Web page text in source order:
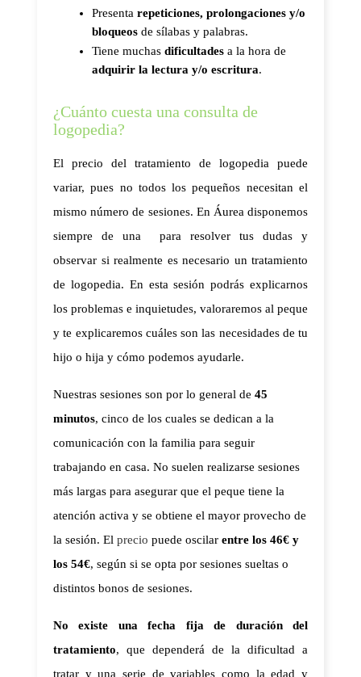
Presenta repeticiones, prolongaciones y/o
bloqueos de sílabas y palabras.
Tiene muchas dificultades
adquirir la lectura y/o escritura.
¿Cuánto cuesta una consulta de
logopedia?
El precio del tratamiento de logopedia puede
variar, pues no todos los pequeños necesitan el
mismo número de sesiones. En Áurea disponemos
siempre de una
para resolver tus dudas y
observar si realmente es necesario un tratamiento
de logopedia. En esta sesión podrás explicarnos
los problemas e inquietudes, valoraremos al peque
y te explicaremos cuáles son las necesidades de tu
hijo o hija y cómo podemos ayudarle.
Nuestras sesiones son por lo general de 45
minutos, cinco de los cuales se dedican a la
comunicación con la familia para seguir
trabajando en casa. No suelen realizarse sesiones
más largas para asegurar que el peque tiene la
atención activa y se obtiene el mayor provecho de
la sesión. El precio puede oscilar entre los 46€ y
los 54€, según si se opta por sesiones sueltas o
distintos bonos de sesiones.
No existe una fecha fija de duración del
tratamiento, que dependerá de la dificultad a
tratar y una serie de variables como la edad y